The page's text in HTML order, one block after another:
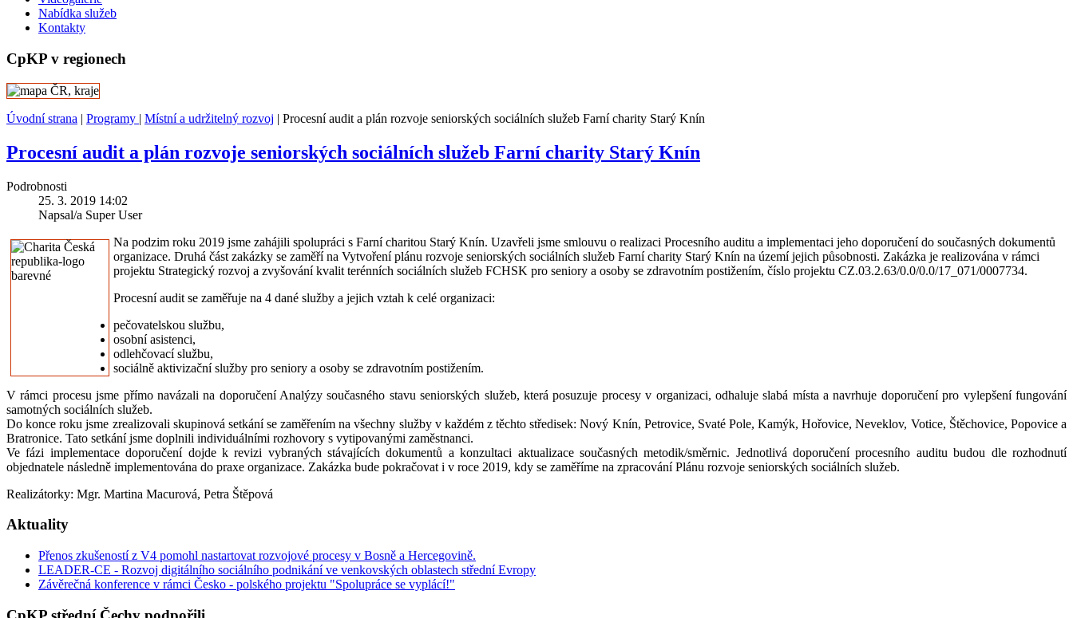
Nabídka služeb
Kontakty
CpKP v regionech
Úvodní strana | Programy | Místní a udržitelný rozvoj | Procesní audit a plán rozvoje seniorských sociálních služeb Farní charity Starý Knín
Procesní audit a plán rozvoje seniorských sociálních služeb Farní charity Starý Knín
Podrobnosti
25. 3. 2019 14:02
Napsal/a Super User
Na podzim roku 2019 jsme zahájili spolupráci s Farní charitou Starý Knín. Uzavřeli jsme smlouvu o realizaci Procesního auditu a implementaci jeho doporučení do současných dokumentů
organizace. Druhá část zakázky se zaměří na Vytvoření plánu rozvoje seniorských sociálních služeb Farní charity Starý Knín na území jejich působnosti. Zakázka je realizována v rámci
projektu Strategický rozvoj a zvyšování kvalit terénních sociálních služeb FCHSK pro seniory a osoby se zdravotním postižením, číslo projektu CZ.03.2.63/0.0/0.0/17_071/0007734.
Procesní audit se zaměřuje na 4 dané služby a jejich vztah k celé organizaci:
pečovatelskou službu,
osobní asistenci,
odlehčovací službu,
sociálně aktivizační služby pro seniory a osoby se zdravotním postižením.
V rámci procesu jsme přímo navázali na doporučení Analýzy současného stavu seniorských služeb, která posuzuje procesy v organizaci, odhaluje slabá místa a navrhuje doporučení pro vylepšení fungování
samotných sociálních služeb.
Do konce roku jsme zrealizovali skupinová setkání se zaměřením na všechny služby v každém z těchto středisek: Nový Knín, Petrovice, Svaté Pole, Kamýk, Hořovice, Neveklov, Votice, Štěchovice, Popovice a
Bratronice. Tato setkání jsme doplnili individuálními rozhovory s vytipovanými zaměstnanci.
Ve fázi implementace doporučení dojde k revizi vybraných stávajících dokumentů a konzultaci aktualizace současných metodik/směrnic. Jednotlivá doporučení procesního auditu budou dle rozhodnutí
objednatele následně implementována do praxe organizace. Zakázka bude pokračovat i v roce 2019, kdy se zaměříme na zpracování Plánu rozvoje seniorských sociálních služeb.
Realizátorky: Mgr. Martina Macurová, Petra Štěpová
Aktuality
Přenos zkušeností z V4 pomohl nastartovat rozvojové procesy v Bosně a Hercegovině.
LEADER-CE - Rozvoj digitálního sociálního podnikání ve venkovských oblastech střední Evropy
Závěrečná konference v rámci Česko - polského projektu "Spolupráce se vyplácí!"